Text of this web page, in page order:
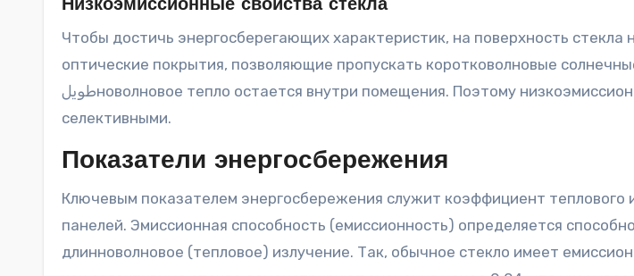
Низкоэмиссионные свойства стекла
Чтобы достичь энергосберегающих характеристик, на поверхность стекла
оптические покрытия, позволяющие пропускать коротковолновые
طويلноволновое тепло остается внутри помещения. Поэтому низкоэмиссионные стекла часто называют
селективными.
Показатели энергосбережения
Ключевым показателем энергосбережения служит коэффициент теплового
панелей. Эмиссионная способность (емиссионность) определяется
длинноволновое (тепловое) излучение. Так, обычное стекло имеет